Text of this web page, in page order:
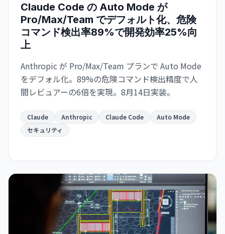
Claude Code の Auto Mode が
Pro/Max/Team でデフォルト化、危険
コマンド検出率89%で開発効率25%向
上
Anthropic が Pro/Max/Team プランで Auto Mode
をデフォル化。89%の危険コマンド検出精度で人
間レビュアーの6倍を実現。8月14日実装。
Claude Anthropic Claude Code
Auto Mode
セキュリティ